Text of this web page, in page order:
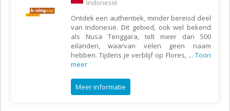
Indonesië
Ontdek een authentiek, minder bereisd deel
van Indonesië. Dit gebied, ook wel bekend
als Nusa Tenggara, telt meer dan 500
eilanden, waarvan velen geen naam
hebben. Tijdens je verblijf op Flores, ... Toon
meer
Meer informatie